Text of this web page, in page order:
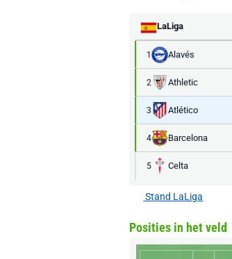
LaLiga
1 Alavés
2 Athletic
3 Atlético
4 Barcelona
5 Celta
Stand LaLiga
Posities in het veld